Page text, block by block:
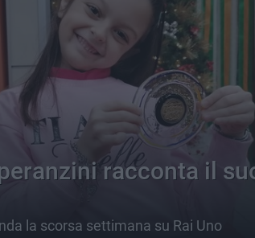
racconta il
la scorsa settimana su Rai Uno